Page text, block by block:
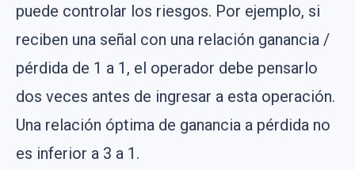
puede controlar los riesgos. Por ejemplo, si
reciben una señal con una relación ganancia /
pérdida de 1 a 1, el operador debe pensarlo
dos veces antes de ingresar a esta operación.
Una relación óptima de ganancia a pérdida no
es inferior a 3 a 1.